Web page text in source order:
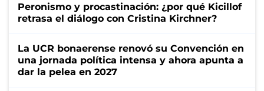
Peronismo y procastinación: ¿por qué Kicillof
retrasa el diálogo con Cristina Kirchner?
La UCR bonaerense renovó su Convención en
una jornada política intensa y ahora apunta a
dar la pelea en 2027